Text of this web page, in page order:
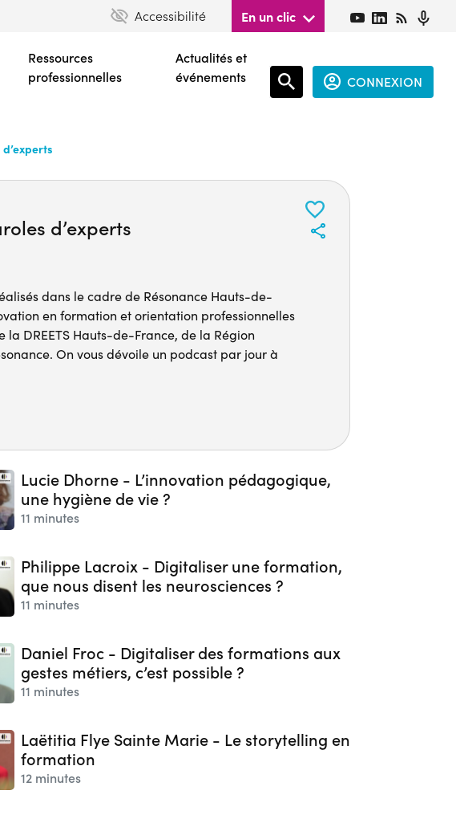
Accessibilité En un clic
Ressources
professionnelles
Actualités et
événements
CONNEXION
d’experts
dans le cadre de Résonance Hauts-de-
en formation et orientation professionnelles
DREETS Hauts-de-France, de la Région
On vous dévoile un podcast par jour à
Lucie Dhorne - L’innovation pédagogique,
une hygiène de vie ?
11 minutes
Philippe Lacroix - Digitaliser une formation,
que nous disent les neurosciences ?
11 minutes
Daniel Froc - Digitaliser des formations aux
gestes métiers, c’est possible ?
11 minutes
Laëtitia Flye Sainte Marie - Le storytelling en
formation
12 minutes